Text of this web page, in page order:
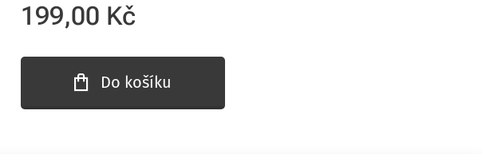
199,00 Kč
Do košíku